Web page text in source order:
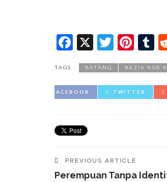
Facebook
X
TAGS : BATANG RAZIA KOS
FACEBOOK TWITTER
PREVIOUS ARTICLE
Perempuan Tanpa